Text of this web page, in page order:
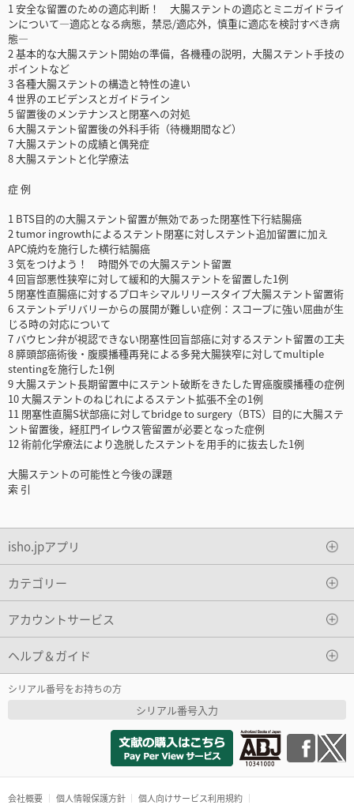
1 安全な留置のための適応判断！ 大腸ステントの適応とミニガイドライ
ンについて―適応となる病態，禁忌/適応外，慎重に適応を検討すべき病
態―
2 基本的な大腸ステント開始の準備，各機種の説明，大腸ステント手技の
ポイントなど
3 各種大腸ステントの構造と特性の違い
4 世界のエビデンスとガイドライン
5 留置後のメンテナンスと閉塞への対処
6 大腸ステント留置後の外科手術（待機期間など）
7 大腸ステントの成績と偶発症
8 大腸ステントと化学療法
症 例
1 BTS目的の大腸ステント留置が無効であった閉塞性下行結腸癌
2 tumor ingrowthによるステント閉塞に対しステント追加留置に加え
APC焼灼を施行した横行結腸癌
3 気をつけよう！ 時間外での大腸ステント留置
4 回盲部悪性狭窄に対して緩和的大腸ステントを留置した1例
5 閉塞性直腸癌に対するプロキシマルリリースタイプ大腸ステント留置術
6 ステントデリバリーからの展開が難しい症例：スコープに強い屈曲が生
じる時の対応について
7 バウヒン弁が視認できない閉塞性回盲部癌に対するステント留置の工夫
8 膵頭部癌術後・腹膜播種再発による多発大腸狭窄に対してmultiple
stentingを施行した1例
9 大腸ステント長期留置中にステント破断をきたした胃癌腹膜播種の症例
10 大腸ステントのねじれによるステント拡張不全の1例
11 閉塞性直腸S状部癌に対してbridge to surgery（BTS）目的に大腸ステ
ント留置後，経肛門イレウス管留置が必要となった症例
12 術前化学療法により逸脱したステントを用手的に抜去した1例
大腸ステントの可能性と今後の課題
索 引
isho.jpアプリ
カテゴリー
アカウントサービス
ヘルプ＆ガイド
シリアル番号をお持ちの方
シリアル番号入力
会社概要 個人情報保護方針 個人向けサービス利用規約